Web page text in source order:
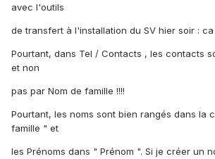
avec l'outils
de transfert à l'installation du SV hier soir :
Pourtant, dans Tel / Contacts , les contacts
et non
pas par Nom de famille !!!!
Pourtant, les noms sont bien rangés dans la
famille " et
les Prénoms dans " Prénom ". Si je créer un